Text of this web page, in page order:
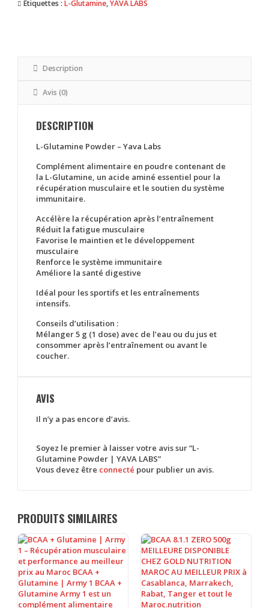
Étiquettes :L-Glutamine,YAVA LABS
Description
Avis (0)
DESCRIPTION
L-Glutamine Powder –Yava Labs
Complément alimentaire en poudre contenant de
la L-Glutamine, un acide aminé essentiel pour la
récupération musculaire et le soutien du système
immunitaire.
Accélère la récupération après l’entraînement
Réduit la fatigue musculaire
Favorise le maintien et le développement
musculaire
Renforce le système immunitaire
Améliore la santé digestive
Idéal pour les sportifs et les entraînements
intensifs.
Conseils d’utilisation :
Mélanger 5 g (1 dose) avec de l’eau ou du jus et
consommer après l’entraînement ou avant le
coucher.
AVIS
Il n’y a pas encore d’avis.
Soyez le premier à laisser votre avis sur “L-
Glutamine Powder | YAVA LABS”
Vous devez être connecté pour publier un avis.
PRODUITS SIMILAIRES